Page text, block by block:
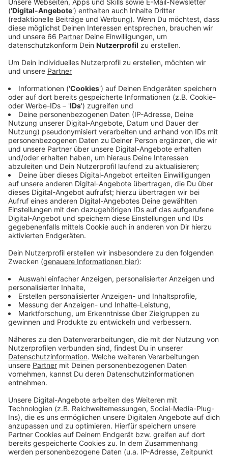
Anzeige
gemeinsamen Sport drinnen und draußen, sowie für
Kultureinrichtungen. Ungeimpfte brauchen einen
offiziellen, negativen Schnelltest. Für Kinder und
Jugendliche fallen dort Zugangsbeschränkungen ganz
weg. Neu ist ab heute auch, dass Clubs und
Diskotheken wieder öffnen dürfen. Hier gilt allerdings
2G+, wobei ein zusätzlicher Negativtest auch für
geboosterte und genesene Menschen nötig ist. Eine
Maskenpflicht besteht dann dort aber nicht. Bei
Veranstaltungen ist ab heute außerdem wieder mehr
Publikum erlaubt.
Anzeige
Weitere Infos und Links zum Thema:
Anzeige
Neue Coronaschutzverordnung des Landes ab dem
4. März 2022
Meldung der Stadt dazu
Bund und Länder hatten sich im Februar auf diese
Öffnungsschritte geeinigt
ANTENNE-Liveticker zu Corona
Anzeige